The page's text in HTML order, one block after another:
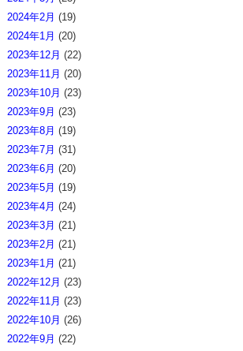
2024年2月 (19)
2024年1月 (20)
2023年12月 (22)
2023年11月 (20)
2023年10月 (23)
2023年9月 (23)
2023年8月 (19)
2023年7月 (31)
2023年6月 (20)
2023年5月 (19)
2023年4月 (24)
2023年3月 (21)
2023年2月 (21)
2023年1月 (21)
2022年12月 (23)
2022年11月 (23)
2022年10月 (26)
2022年9月 (22)